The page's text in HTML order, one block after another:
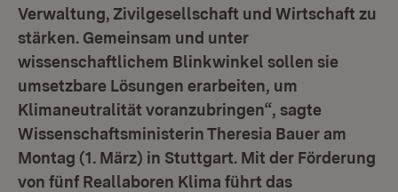
Verwaltung, Zivilgesellschaft und Wirtschaft zu
stärken. Gemeinsam und unter
wissenschaftlichem Blinkwinkel sollen sie
umsetzbare Lösungen erarbeiten, um
Klimaneutralität voranzubringen“, sagte
Wissenschaftsministerin Theresia Bauer am
Montag (1. März) in Stuttgart. Mit der Förderung
von fünf Reallaboren Klima führt das